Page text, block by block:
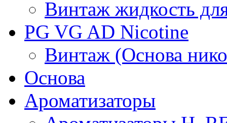
Винтаж жидкость
PG VG AD Nicotine
Винтаж (Основа
Основа
Ароматизаторы